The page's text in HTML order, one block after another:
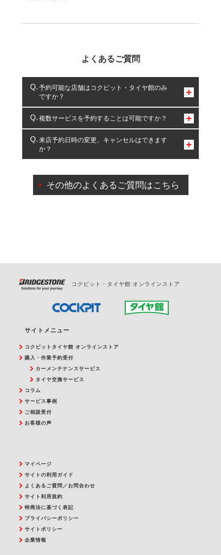
よくあるご質問
予約可能な店舗はコクピット・タイヤ館のみ
ですか？
コクピット・タイヤ館のみとなります。
複数サービスを予約することは可能ですか？
複数サービスのご予約は可能です。
一部の商品・サービスの組み合わせに限り、同時にご予約が
出来ないものもございます。
来店予約日時の変更、キャンセルはできます
か？
ご来店予約日の3営業日前を過ぎている場合のご予約
の日時変更につきましては、直接ご予約の店舗まで
その他のよくあるご質問はこちら
コクピット・タイヤ館 オンラインストア
サイトメニュー
コクピットタイヤ館 オンラインストア
購入・作業予約受付
カーメンテナンスサービス
タイヤ交換サービス
コラム
サービス事例
ご相談受付
お客様の声
マイページ
サイトの利用ガイド
よくあるご質問／お問合わせ
サイト利用規約
特商法に基づく表記
プライバシーポリシー
サイトポリシー
企業情報